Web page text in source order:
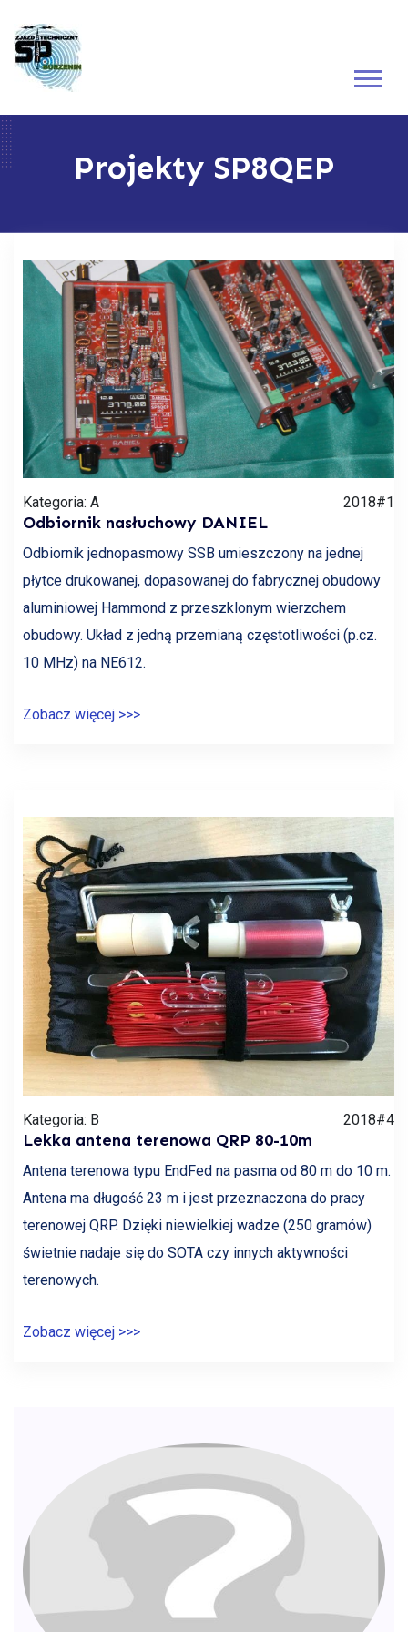
Projekty SP8QEP
Kategoria: A 2018#1
Odbiornik nasłuchowy DANIEL
Odbiornik jednopasmowy SSB umieszczony na jednej
płytce drukowanej, dopasowanej do fabrycznej obudowy
aluminiowej Hammond z przeszklonym wierzchem
obudowy. Układ z jedną przemianą częstotliwości (p.cz.
10 MHz) na NE612.
Zobacz więcej >>>
Kategoria: B 2018#4
Lekka antena terenowa QRP 80-10m
Antena terenowa typu EndFed na pasma od 80 m do 10 m.
Antena ma długość 23 m i jest przeznaczona do pracy
terenowej QRP. Dzięki niewielkiej wadze (250 gramów)
świetnie nadaje się do SOTA czy innych aktywności
terenowych.
Zobacz więcej >>>